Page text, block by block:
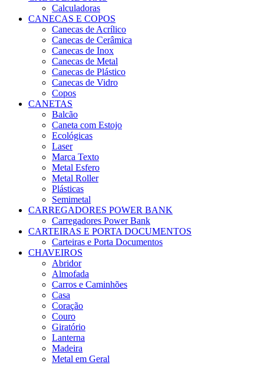
Calculadoras
CANECAS E COPOS
Canecas de Acrílico
Canecas de Cerâmica
Canecas de Inox
Canecas de Metal
Canecas de Plástico
Canecas de Vidro
Copos
CANETAS
Balcão
Caneta com Estojo
Ecológicas
Laser
Marca Texto
Metal Esfero
Metal Roller
Plásticas
Semimetal
CARREGADORES POWER BANK
Carregadores Power Bank
CARTEIRAS E PORTA DOCUMENTOS
Carteiras e Porta Documentos
CHAVEIROS
Abridor
Almofada
Carros e Caminhões
Casa
Coração
Couro
Giratório
Lanterna
Madeira
Metal em Geral